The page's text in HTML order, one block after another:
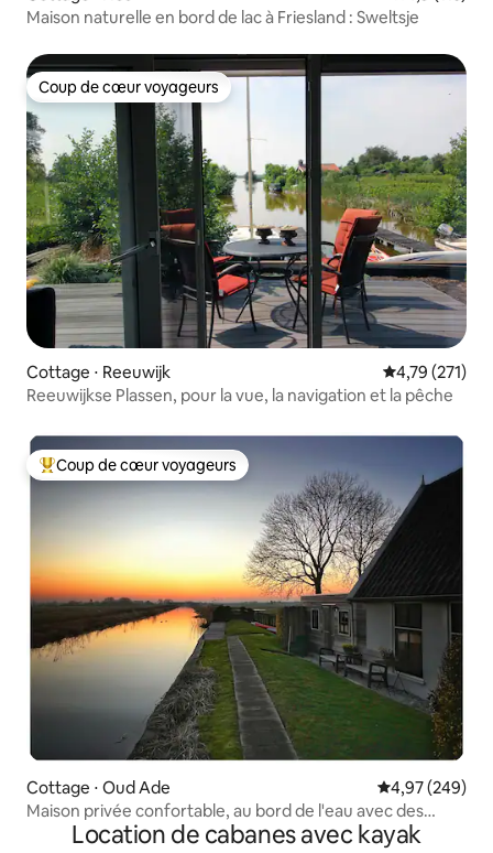
Maison naturelle en bord de lac à Friesland : Sweltsje
Coup de cœur voyageurs
Coup de cœur voyageurs
Cottage ⋅ Reeuwijk Évaluation
4,79 (271)
Reeuwijkse Plassen, pour la vue, la navigation et la pêche
Coups de cœur voyageurs les plus appréciés
Coup de cœur voyageurs
Cottage ⋅ Oud Ade Évaluation
4,97 (249)
Maison privée confortable, au bord de l'eau avec des
canoës !Location de cabanes avec kayak